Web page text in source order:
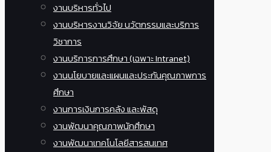
งานบริหารทั่วไป
งานบริหารงานวิจัย นวัตกรรมและบริการ
วิชาการ
งานบริการการศึกษา (เฉพาะ Intranet)
งานนโยบายและแผนและประกันคุณภาพการ
ศึกษา
งานการเงินการคลัง และพัสดุ
งานพัฒนาคุณภาพนักศึกษา
งานพัฒนาเทคโนโลยีสารสนเทศ